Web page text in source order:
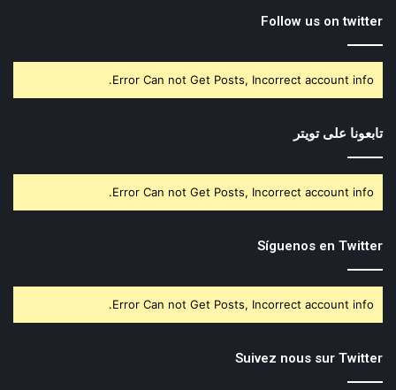
Follow us on twitter
Error Can not Get Posts, Incorrect account info.
تابعونا على تويتر
Error Can not Get Posts, Incorrect account info.
Síguenos en Twitter
Error Can not Get Posts, Incorrect account info.
Suivez nous sur Twitter